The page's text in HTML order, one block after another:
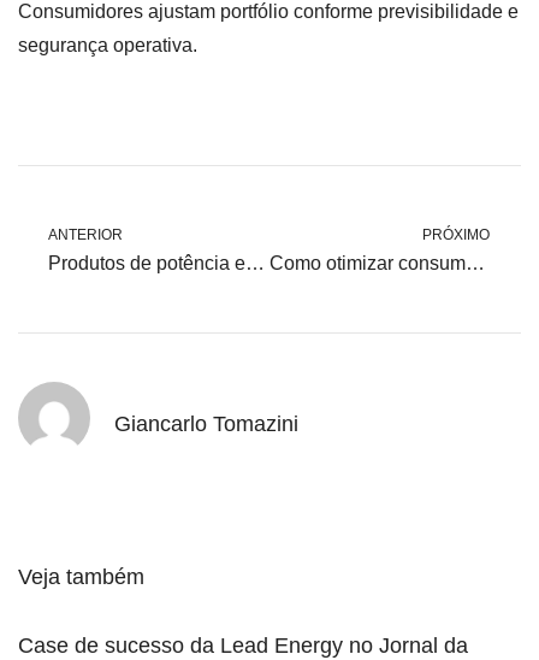
Consumidores ajustam portfólio conforme previsibilidade e
segurança operativa.
ANTERIOR
Produtos de potência e segurança do sistema: impactos para consumidores
PRÓXIMO
Como otimizar consumo em operações 24h no mercado livre
Giancarlo Tomazini
Veja também
Case de sucesso da Lead Energy no Jornal da